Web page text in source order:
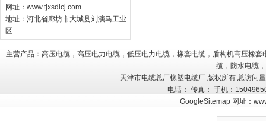
网址： www.tjxsdlcj.com
地址：河北省廊坊市大城县刘演马工业
区
主营产品：高压电缆，高压电力电缆，低压电力电缆，橡套电缆，盾构机高压橡
缆，防水电缆
天津市电缆总厂橡塑电缆厂 版权所有 总访问
电话： 传真： 手机：
GoogleSitemap 网址：